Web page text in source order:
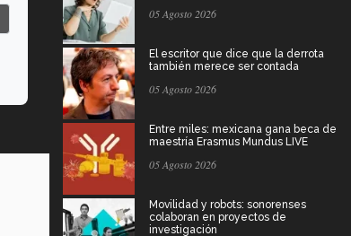
05 Agosto 2026
El escritor que dice que la derrota
también merece ser contada
05 Agosto 2026
Entre miles: mexicana gana beca de
maestría Erasmus Mundus LIVE
05 Agosto 2026
Movilidad y robots: sonorenses
colaboran en proyectos de
investigación